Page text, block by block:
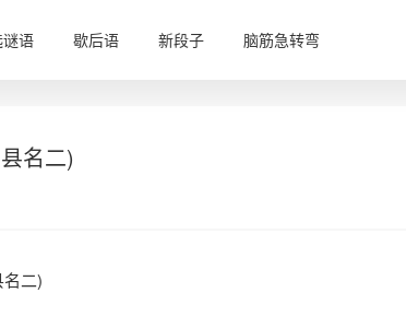
语 歇后语 新段子 脑筋急转弯
名二)
二)